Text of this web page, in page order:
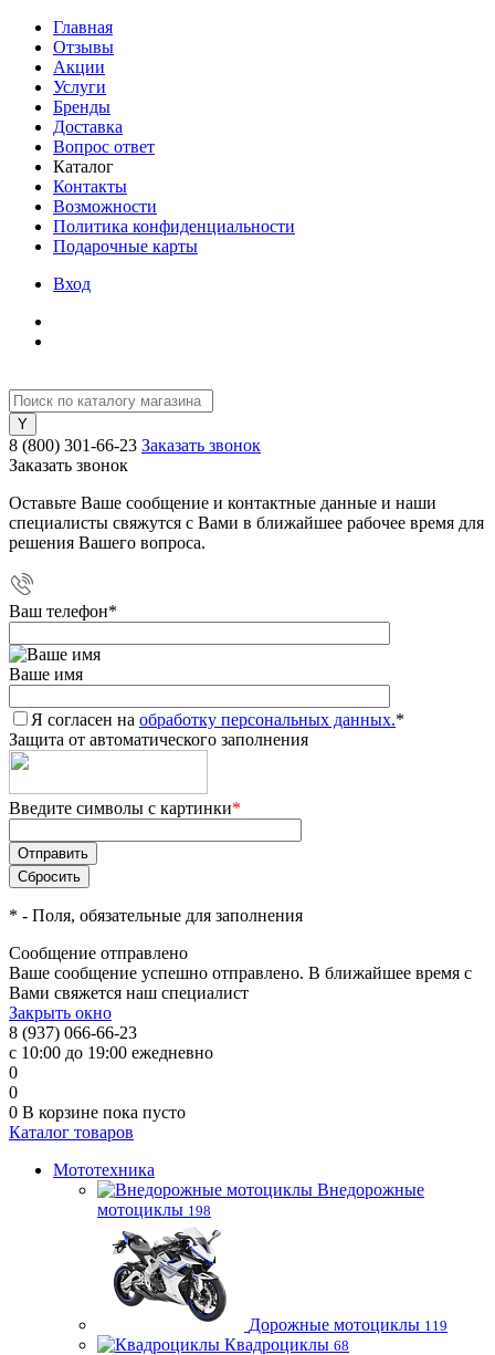
Главная
Отзывы
Акции
Услуги
Бренды
Доставка
Вопрос ответ
Каталог
Контакты
Возможности
Политика конфиденциальности
Подарочные карты
Вход
8 (800) 301-66-23 Заказать звонок
Заказать звонок
Оставьте Ваше сообщение и контактные данные и наши
специалисты свяжутся с Вами в ближайшее рабочее время для
решения Вашего вопроса.
Ваш телефон*
Ваше имя
Я согласен на обработку персональных данных.*
Защита от автоматического заполнения
Введите символы с картинки*
* - Поля, обязательные для заполнения
Сообщение отправлено
Ваше сообщение успешно отправлено. В ближайшее время с
Вами свяжется наш специалист
Закрыть окно
8 (937) 066-66-23
с 10:00 до 19:00 ежедневно
0
0
0 В корзине пока пусто
Каталог товаров
Мототехника
Внедорожные
мотоциклы 198
Дорожные мотоциклы 119
Квадроциклы 68